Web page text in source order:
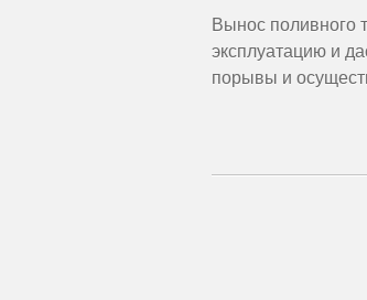
Вынос поливного
эксплуатацию и
порывы и